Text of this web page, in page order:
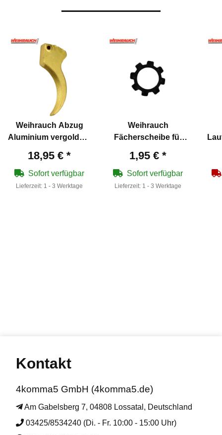
Weihrauch Abzug
Aluminium vergoldet -
Artikelnummer 9154-
G
18,95 € *
Sofort verfügbar
Lieferzeit: 1 - 3 Werktage
Weihrauch
Fächerscheibe für
Schafthalteschraube -
Weihrauch
Artikelnummer 9280
1,95 € *
Sofort verfügbar
Lieferzeit: 1 - 3 Werktage
Kontakt
4komma5 GmbH (4komma5.de)
Am Gabelsberg 7, 04808 Lossatal, Deutschland
03425/8534240 (Di. - Fr. 10:00 - 15:00 Uhr)